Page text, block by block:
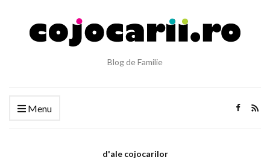
Blog de Familie
Menu
d'ale cojocarilor